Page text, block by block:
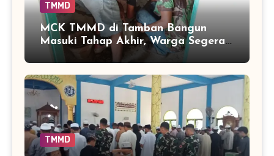
TMMD
MCK TMMD di Tamban Bangun
Masuki Tahap Akhir, Warga Segera
Nikmati Fasilitas Sanitasi yang
Lebih Layak
TMMD